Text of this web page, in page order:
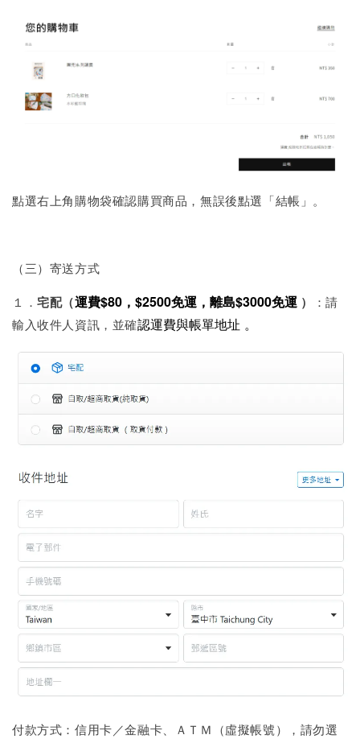
點選右上角購物袋確認購買商品，無誤後點選「結帳」。
（三）寄送方式
１．宅配（運費$80，$2500免運，離島$3000免運 ）
：請
輸入收件人資訊，並確認運費與帳單地址 。
付款方式：信用卡／金融卡、ＡＴＭ（虛擬帳號），請勿選